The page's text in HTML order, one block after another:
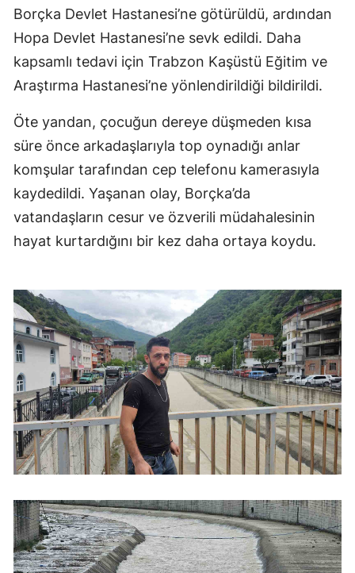
Borçka Devlet Hastanesi’ne götürüldü, ardından
Hopa Devlet Hastanesi’ne sevk edildi. Daha
kapsamlı tedavi için Trabzon Kaşüstü Eğitim ve
Araştırma Hastanesi’ne yönlendirildiği bildirildi.
Öte yandan, çocuğun dereye düşmeden kısa
süre önce arkadaşlarıyla top oynadığı anlar
komşular tarafından cep telefonu kamerasıyla
kaydedildi. Yaşanan olay, Borçka’da
vatandaşların cesur ve özverili müdahalesinin
hayat kurtardığını bir kez daha ortaya koydu.